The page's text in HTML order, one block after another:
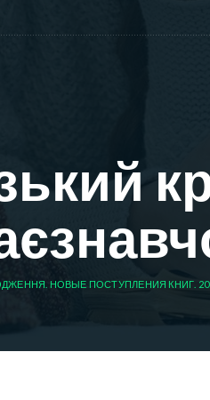
НОВЫЕ ПОСТУПЛЕНИЯ КНИГ.